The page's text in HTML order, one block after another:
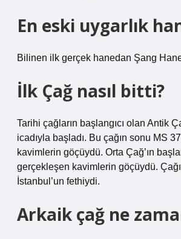
En eski uygarlık
Bilinen ilk gerçek hanedan Şang
İlk Çağ nasıl bitti?
Tarihi çağların başlangıcı olan Antik
icadıyla başladı. Bu çağın sonu MS
kavimlerin göçüydü. Orta Çağ’ın
gerçekleşen kavimlerin göçüydü.
İstanbul’un fethiydi.
Arkaik çağ ne